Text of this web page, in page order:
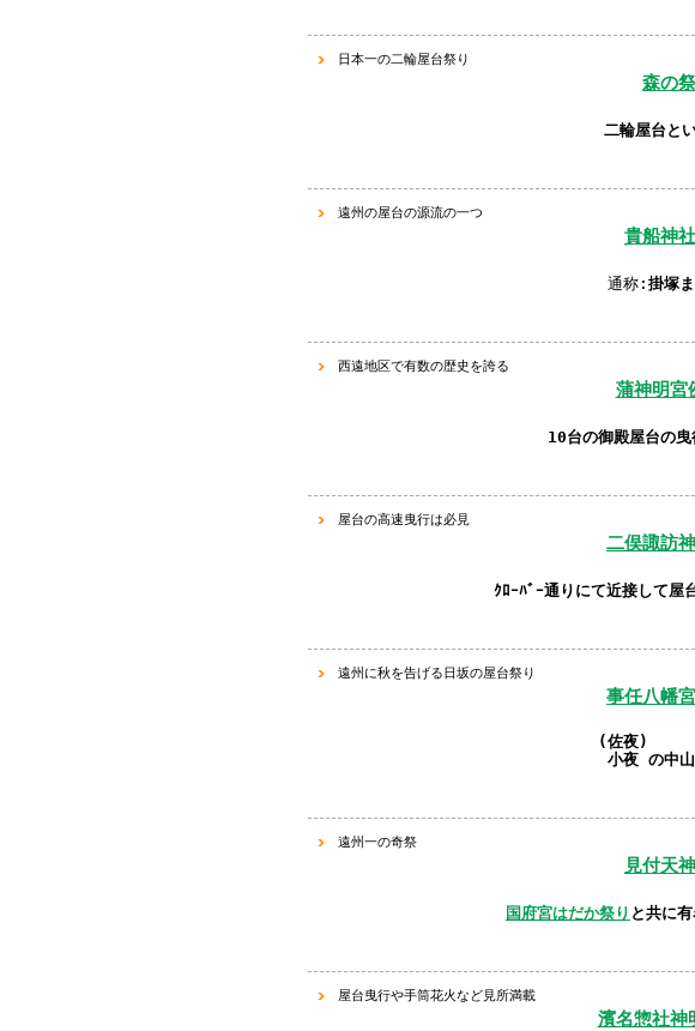
日本一の二輪屋台祭り
森の
二輪屋台と
遠州の屋台の源流の一つ
貴船神
通称: 掛塚
西遠地区で有数の歴史を誇る
蒲神明宮
10台の御殿屋台の
屋台の高速曳行は必見
二俣諏訪
ｸﾛｰﾊﾞｰ通りにて近接して屋
遠州に秋を告げる日坂の屋台祭り
事任八幡宮
小夜
(佐夜)
の中山
遠州一の奇祭
見付天
国府宮はだか祭り と共に
屋台曳行や手筒花火など見所満載
濱名惣社神